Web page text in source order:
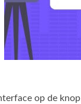
op de knop